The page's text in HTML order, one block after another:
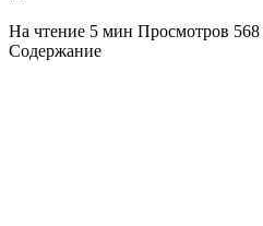
На чтение 5 мин Просмотров 568
Содержание